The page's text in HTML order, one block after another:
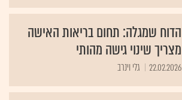
הדוח שמגלה: תחום בריאות האישה
מצריך שינוי גישה מהותי
22.02.2026 גלי וינרב